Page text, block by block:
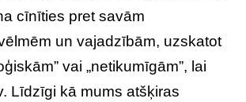
cīnīties pret savām
un vajadzībām, uzskatot
vai „netikumīgām”, lai
Līdzīgi kā mums atšķiras